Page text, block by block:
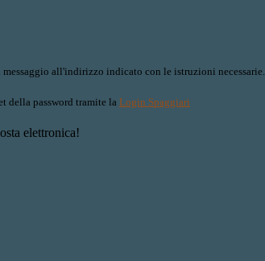
all'indirizzo indicato con le istruzioni necessarie.
della password tramite la Login Spaggiari
elettronica!